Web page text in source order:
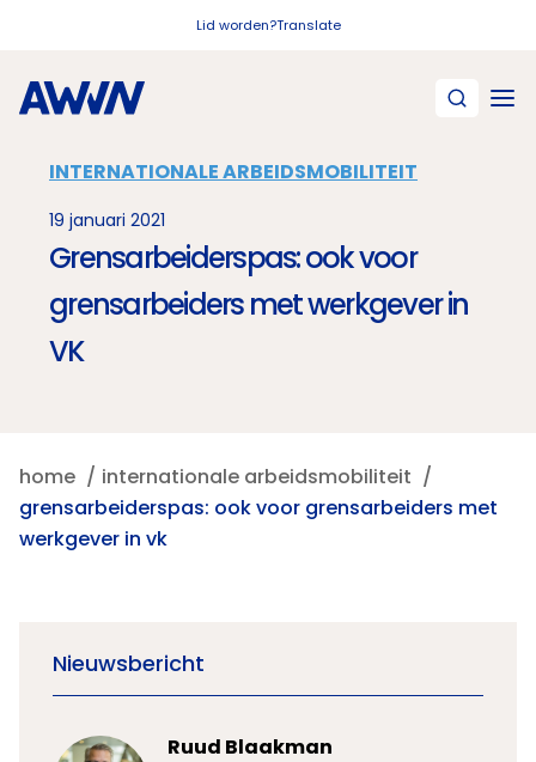
Lid worden?Translate
INTERNATIONALE ARBEIDSMOBILITEIT
19 januari 2021
Grensarbeiderspas: ook voor
grensarbeiders met werkgever in
VK
home
internationale arbeidsmobiliteit
grensarbeiderspas: ook voor grensarbeiders met
werkgever in vk
Nieuwsbericht
Ruud Blaakman